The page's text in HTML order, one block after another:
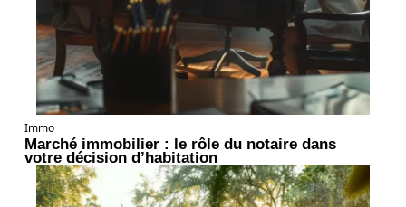
Immo
Marché immobilier : le rôle du notaire dans
votre décision d’habitation